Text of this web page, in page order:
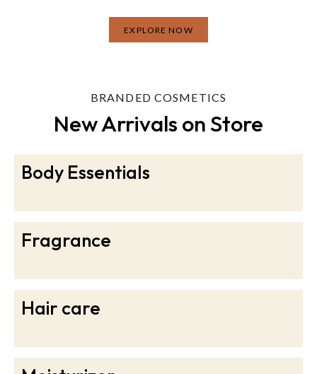
EXPLORE NOW
BRANDED COSMETICS
New Arrivals on Store
Body Essentials
Fragrance​
Hair care